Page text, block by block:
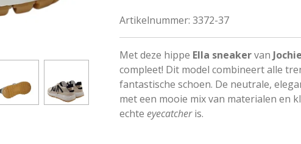
Artikelnummer: 3372-37
Met deze hippe Ella sneakervan
compleet! Dit model combineert alle
fantastische schoen. De neutrale,
met een mooie mix van materialen en
echte eyecatcher is.